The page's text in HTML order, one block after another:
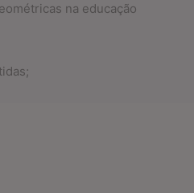
na educação